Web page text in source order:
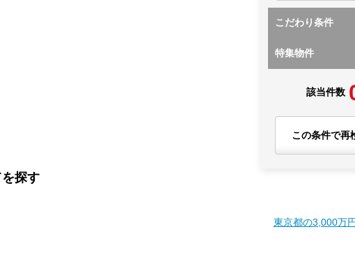
こだわり条件
特集物件
該当件数
この条件で再
探す
東京都の3,000万